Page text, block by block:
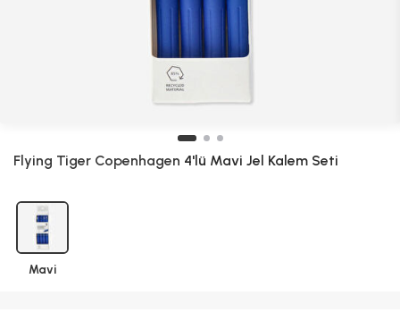
Flying Tiger Copenhagen 4'lü Mavi Jel Kalem Seti
Mavi